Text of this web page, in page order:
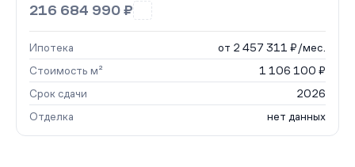
216 684 990 ₽
Ипотека
от 2 457 311 ₽/мес.
Стоимость м²
1 106 100 ₽
Срок сдачи
2026
Отделка
нет данных